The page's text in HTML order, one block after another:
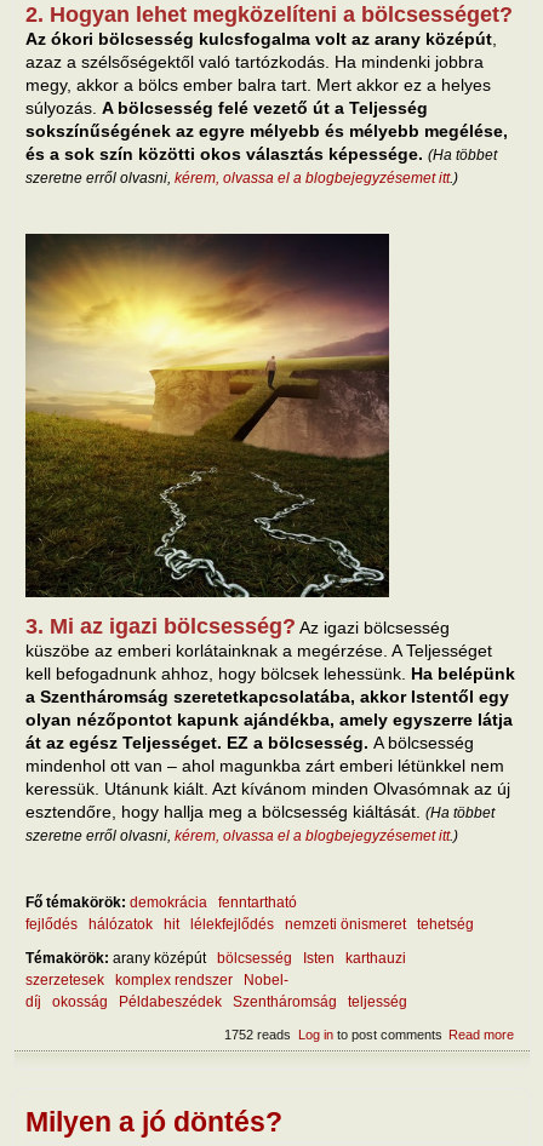
2. Hogyan lehet megközelíteni a bölcsességet?
Az ókori bölcsesség kulcsfogalma volt az arany középút
azaz a szélsőségektől való tartózkodás. Ha mindenki jobbra
megy, akkor a bölcs ember balra tart. Mert akkor ez a helyes
súlyozás. A bölcsesség felé vezető út a Teljesség
sokszínűségének az egyre mélyebb és mélyebb megélése,
és a sok szín közötti okos választás képessége. (Ha többet
szeretne erről olvasni, kérem, olvassa el a blogbejegyzésemet itt.)
3. Mi az igazi bölcsesség? Az igazi bölcsesség
küszöbe az emberi korlátainknak a megérzése. A Teljességet
kell befogadnunk ahhoz, hogy bölcsek lehessünk. Ha belépünk
a Szentháromság szeretetkapcsolatába, akkor Istentől egy
olyan nézőpontot kapunk ajándékba, amely egyszerre látja
át az egész Teljességet. EZ a bölcsesség. A bölcsesség
mindenhol ott van – ahol magunkba zárt emberi létünkkel nem
keressük. Utánunk kiált. Azt kívánom minden Olvasómnak az új
esztendőre, hogy hallja meg a bölcsesség kiáltását. (Ha többet
szeretne erről olvasni, kérem, olvassa el a blogbejegyzésemet itt.)
Fő témakörök: demokrácia
fenntartható
fejlődés
hálózatok hit lélekfejlődés nemzeti önismeret
tehetség
Témakörök: arany középút bölcsesség Isten
karthauzi
szerzetesek
komplex rendszer
Nobel-
díj
okosság Példabeszédek Szentháromság teljesség
Read more
igazi
Log into post comments
1752 reads
Milyen a jó döntés?